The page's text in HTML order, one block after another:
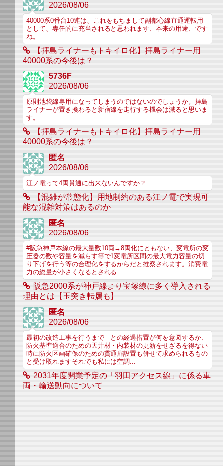
2026/08/06
40000系0番台10連は、これをもちまして副都心線直通運転用
として、専任的に充当されると思われます、本来の用途、です
ね。
【拝島ライナーもトキイロ化】拝島ライナー用
40000系の今後は？
5736F
2026/08/06
原則池袋線専用になってしまうのではないのでしょうか。拝島
ライナーが置き換わると新宿線を走行する機会は減ると思いま
す。
【拝島ライナーもトキイロ化】拝島ライナー用
40000系の今後は？
匿名
2026/08/06
江ノ電って4両貫通に出来ないんですか？
【混雑が常態化】用地制約のある江ノ電で実現可
能な混雑対策はあるのか
匿名
2026/08/06
#阪急神戸本線の最大量数10両→8両化にともない、変電所の変
圧器の数や容量を減らす等で1変電所区間の最大電力容量の切
り下げを行う等の合理化をするからだと推察されます。消費電
力の総量が小さくなるとされる...
阪急2000系が神戸線より宝塚線に多く導入される
理由とは【玉突き転属も】
匿名
2026/08/06
最初の改造工事を行うまで との経過措置が何を意図するか、
防火基準適合のための天井材・内装材の更新をせざるを得ない
時に防火区画確保のための貫通扉設置も併せて求められるもの
と受け取れますそれでも私には空調...
2031年度開業予定の「羽田アクセス線」に係る車
両・輸送動向について